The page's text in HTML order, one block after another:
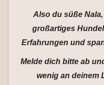
Also du süße
großartiges
Erfahrungen und
Melde dich bitte ab
wenig an deinem